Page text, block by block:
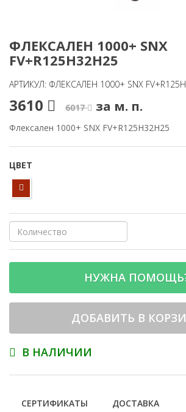
ФЛЕКСАЛЕН 1000+ SNX
FV+R125H32H25
АРТИКУЛ: ФЛЕКСАЛЕН 1000+ SNX
3610 6017 за м. п.
Флексален 1000+ SNX FV+R125H32H25
ЦВЕТ
НУЖНА
ДОБАВИТЬ В
В НАЛИЧИИ
СЕРТИФИКАТЫ ДОСТАВКА